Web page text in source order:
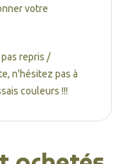
votre
repris /
n'hésitez pas à
couleurs !!!